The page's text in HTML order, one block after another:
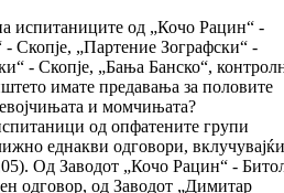
испитаниците од „Кочо Рацин“ -
Скопје, „Партение Зографски“ -
- Скопје, „Бања Банско“,
имате предавања за половите
и момчињата?
од опфатените групи
еднакви одговори, вклучувајќи
Од Заводот „Кочо Рацин“ -
одговор, од Заводот „Димитар